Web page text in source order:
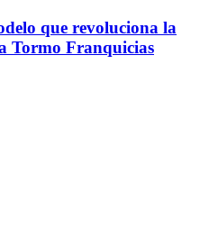
que revoluciona la
Tormo Franquicias